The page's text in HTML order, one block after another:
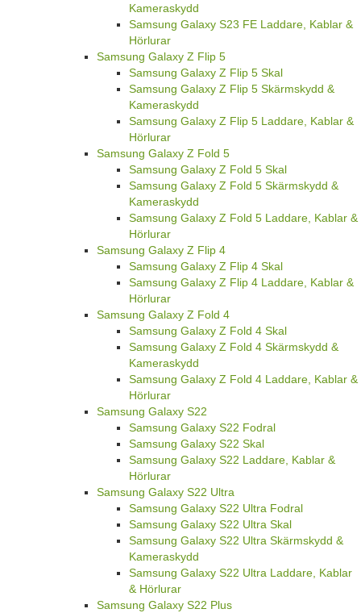
Kameraskydd
Samsung Galaxy S23 FE Laddare, Kablar &
Hörlurar
Samsung Galaxy Z Flip 5
Samsung Galaxy Z Flip 5 Skal
Samsung Galaxy Z Flip 5 Skärmskydd &
Kameraskydd
Samsung Galaxy Z Flip 5 Laddare, Kablar &
Hörlurar
Samsung Galaxy Z Fold 5
Samsung Galaxy Z Fold 5 Skal
Samsung Galaxy Z Fold 5 Skärmskydd &
Kameraskydd
Samsung Galaxy Z Fold 5 Laddare, Kablar &
Hörlurar
Samsung Galaxy Z Flip 4
Samsung Galaxy Z Flip 4 Skal
Samsung Galaxy Z Flip 4 Laddare, Kablar &
Hörlurar
Samsung Galaxy Z Fold 4
Samsung Galaxy Z Fold 4 Skal
Samsung Galaxy Z Fold 4 Skärmskydd &
Kameraskydd
Samsung Galaxy Z Fold 4 Laddare, Kablar &
Hörlurar
Samsung Galaxy S22
Samsung Galaxy S22 Fodral
Samsung Galaxy S22 Skal
Samsung Galaxy S22 Laddare, Kablar &
Hörlurar
Samsung Galaxy S22 Ultra
Samsung Galaxy S22 Ultra Fodral
Samsung Galaxy S22 Ultra Skal
Samsung Galaxy S22 Ultra Skärmskydd &
Kameraskydd
Samsung Galaxy S22 Ultra Laddare, Kablar
& Hörlurar
Samsung Galaxy S22 Plus